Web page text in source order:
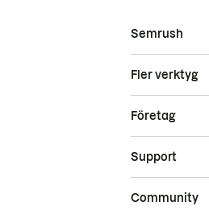
Semrush
Fler verktyg
Företag
Support
Community